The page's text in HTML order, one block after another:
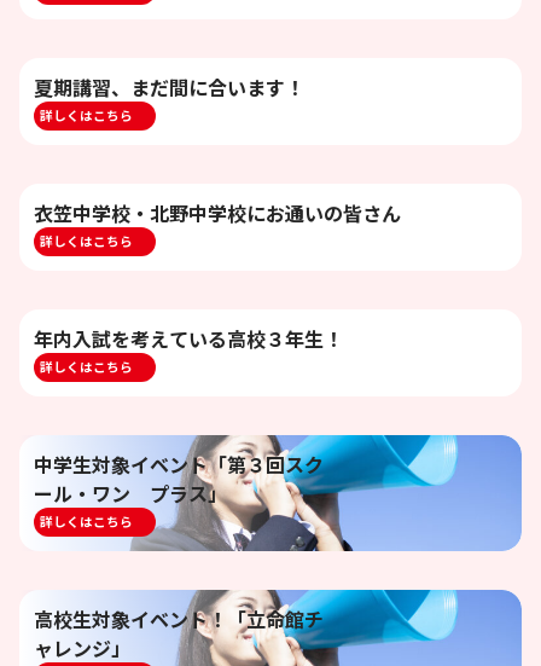
夏期講習、まだ間に合います！
詳しくはこちら
衣笠中学校・北野中学校にお通いの皆さん
詳しくはこちら
年内入試を考えている高校３年生！
詳しくはこちら
中学生対象イベント「第３回スク
ール・ワン プラス」
詳しくはこちら
高校生対象イベント！「立命館チ
ャレンジ」